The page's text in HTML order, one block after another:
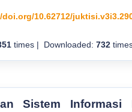
10.62712/
times | Downloaded: 732
Sistem